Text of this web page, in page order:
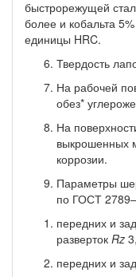
быстро­режущей
более и кобальта
единицы HRC.
Твердость
На рабочей
обез*
На
выкро­шенных
коррозии.
Параметры
по ГОСТ
передних и
раз­верток Rz
передних и